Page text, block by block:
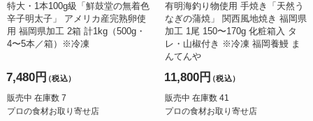
特大・1本100g級「鮮鼓堂の無着色
辛子明太子」 アメリカ産完熟卵使
用 福岡県加工 2箱 計1kg（500g・
4〜5本／箱）※冷凍
7,480円（税込）
販売中 在庫数 7
プロの食材お取り寄せ店
有明海釣り物使用 手焼き「天然う
なぎの蒲焼」 関西風地焼き 福岡県
加工 1尾 150〜170g 化粧箱入 タ
レ・山椒付き ※冷凍 福岡養鰻 ま
んてんや
11,800円（税込）
販売中 在庫数 41
プロの食材お取り寄せ店